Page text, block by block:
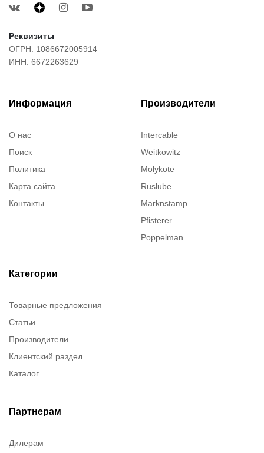
Реквизиты
ОГРН: 1086672005914
ИНН: 6672263629
Информация
О нас
Поиск
Политика
Карта сайта
Контакты
Производители
Intercable
Weitkowitz
Molykote
Ruslube
Marknstamp
Pfisterer
Poppelman
Категории
Товарные предложения
Статьи
Производители
Клиентский раздел
Каталог
Партнерам
Дилерам